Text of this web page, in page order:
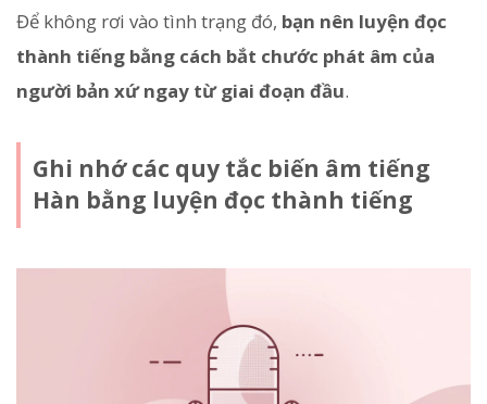
Để không rơi vào tình trạng đó, bạn nên luyện đọc
thành tiếng bằng cách bắt chước phát âm của
người bản xứ ngay từ giai đoạn đầu.
Ghi nhớ các quy tắc biến âm tiếng
Hàn bằng luyện đọc thành tiếng